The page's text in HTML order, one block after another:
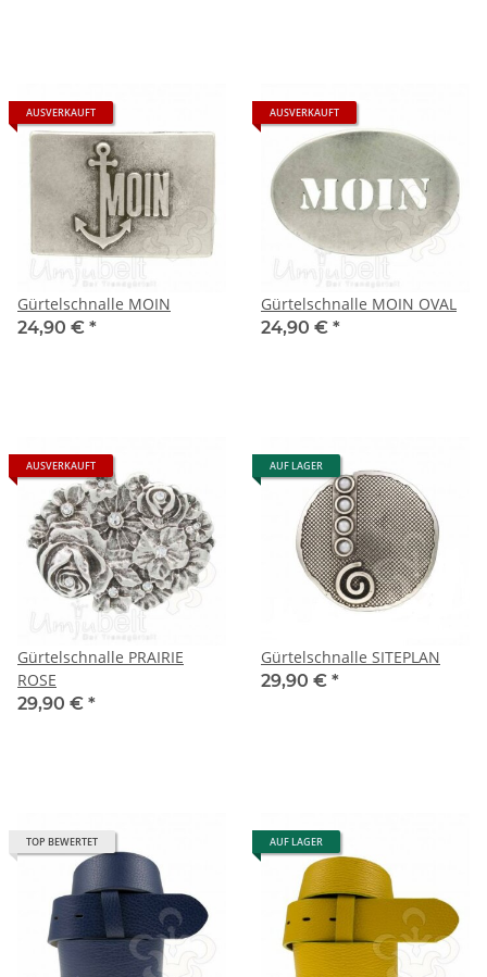
AUSVERKAUFT
Gürtelschnalle MOIN
24,90 € *
AUSVERKAUFT
Gürtelschnalle MOIN OVAL
24,90 € *
AUSVERKAUFT
Gürtelschnalle PRAIRIE
ROSE
29,90 € *
AUF LAGER
Gürtelschnalle SITEPLAN
29,90 € *
TOP BEWERTET AUF LAGER